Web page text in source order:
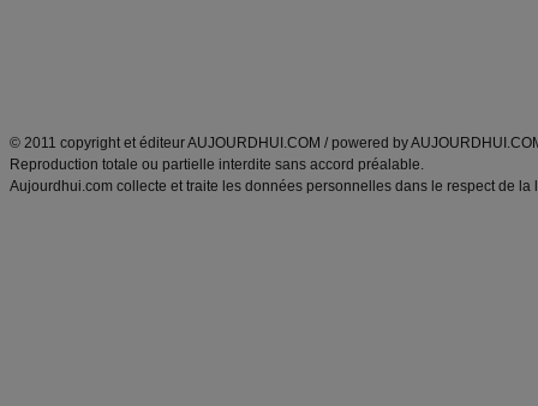
© 2011 copyright et éditeur AUJOURDHUI.COM / powered by
Reproduction totale ou partielle interdite sans accord préalable.
Aujourdhui.com collecte et traite les données personnelles dans le respect de